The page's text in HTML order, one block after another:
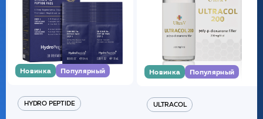
Новинка Популярный
HYDRO PEPTIDE
Новинка Популярный
ULTRACOL